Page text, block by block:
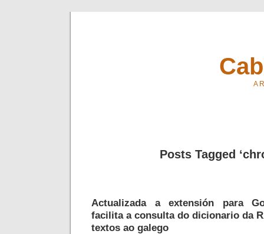
A
Posts Tagged
Actualizada a extensión para
facilita a consulta do dicionario da
textos ao galego